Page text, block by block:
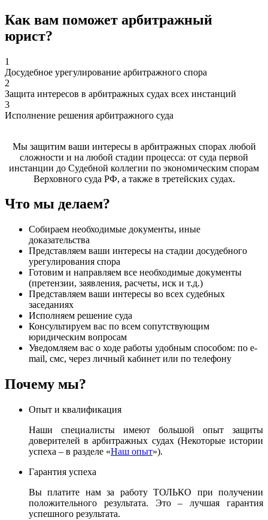
Как вам поможет арбитражный
юрист?
1
Досудебное урегулирование арбитражного спора
2
Защита интересов в арбитражных судах всех инстанций
3
Исполнение решения арбитражного суда
Мы защитим ваши интересы в арбитражных спорах любой
сложности и на любой стадии процесса: от суда первой
инстанции до Судебной коллегии по экономическим спорам
Верховного суда РФ, а также в третейских судах.
Что мы делаем?
Собираем необходимые документы, иные
доказательства
Представляем ваши интересы на стадии досудебного
урегулирования спора
Готовим и направляем все необходимые документы
(претензии, заявления, расчеты, иск и т.д.)
Представляем ваши интересы во всех судебных
заседаниях
Исполняем решение суда
Консультируем вас по всем сопутствующим
юридическим вопросам
Уведомляем вас о ходе работы удобным способом: по e-
mail, смс, через личный кабинет или по телефону
Почему мы?
Опыт и квалификация
Наши специалисты имеют большой опыт защиты
доверителей в арбитражных судах (Некоторые истории
успеха – в разделе «Наш опыт»).
Гарантия успеха
Вы платите нам за работу ТОЛЬКО при получении
положительного результата. Это – лучшая гарантия
успешного результата.